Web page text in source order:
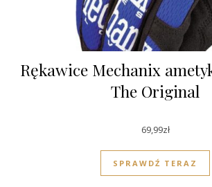
Rękawice Mechanix
The Original
69,99zł
SPRAWDŹ TERAZ